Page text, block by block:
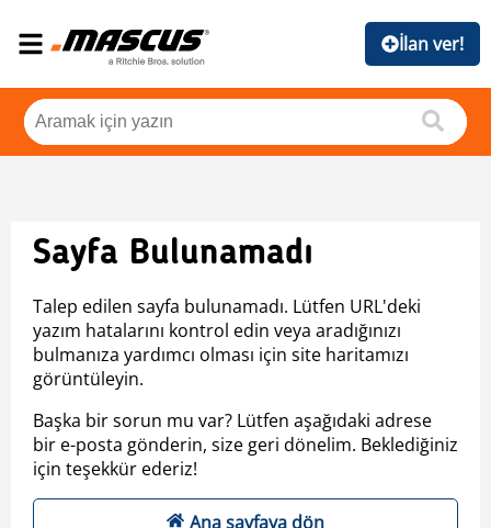
İlan ver!
Sayfa Bulunamadı
Talep edilen sayfa bulunamadı. Lütfen URL'deki
yazım hatalarını kontrol edin veya aradığınızı
bulmanıza yardımcı olması için site haritamızı
görüntüleyin.
Başka bir sorun mu var? Lütfen aşağıdaki adrese
bir e-posta gönderin, size geri dönelim. Beklediğiniz
için teşekkür ederiz!
Ana sayfaya dön